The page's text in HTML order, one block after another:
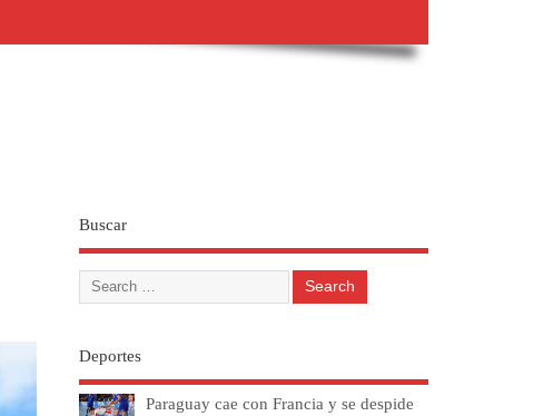
Buscar
Deportes
Paraguay cae con Francia y se despide